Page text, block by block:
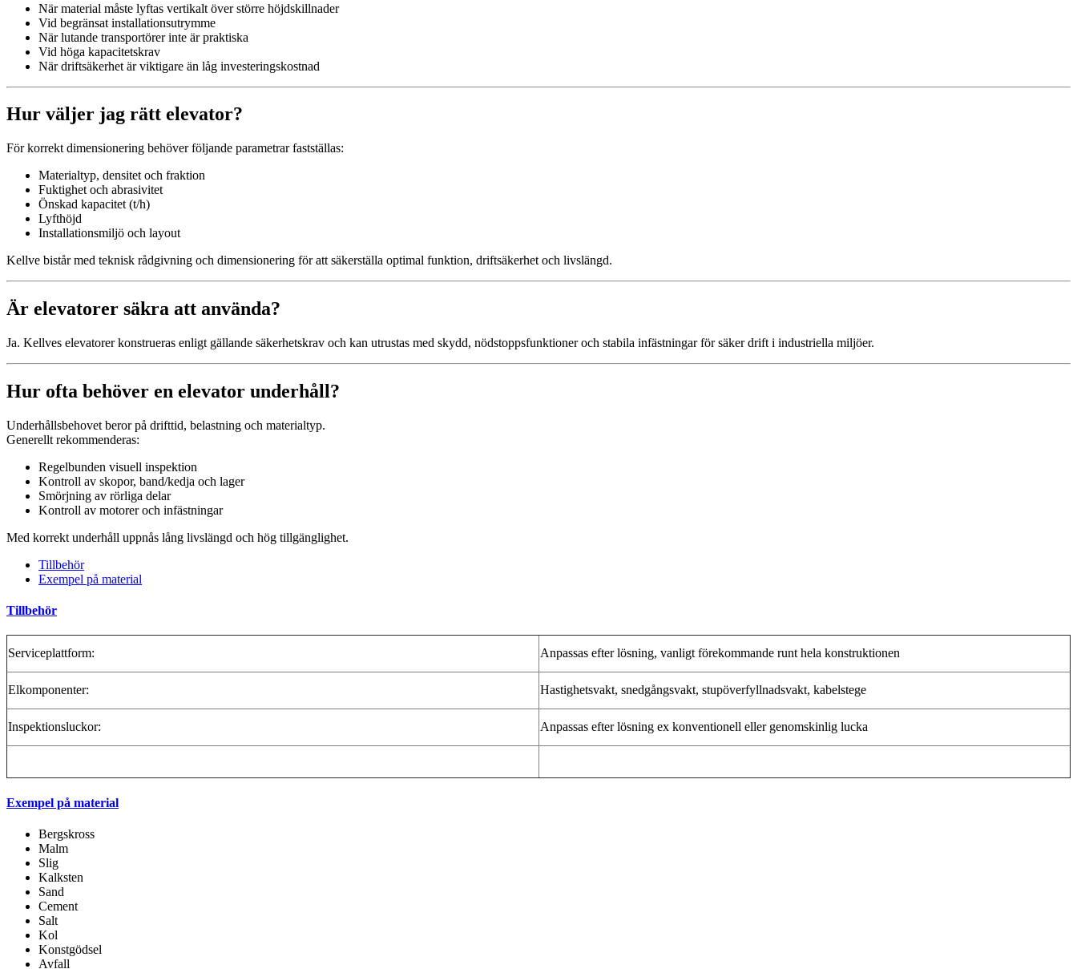
När material måste lyftas vertikalt över större höjdskillnader
Vid begränsat installationsutrymme
När lutande transportörer inte är praktiska
Vid höga kapacitetskrav
När driftsäkerhet är viktigare än låg investeringskostnad
Hur väljer jag rätt elevator?
För korrekt dimensionering behöver följande parametrar fastställas:
Materialtyp, densitet och fraktion
Fuktighet och abrasivitet
Önskad kapacitet (t/h)
Lyfthöjd
Installationsmiljö och layout
Kellve bistår med teknisk rådgivning och dimensionering för att säkerställa optimal funktion, driftsäkerhet och livslängd.
Är elevatorer säkra att använda?
Ja. Kellves elevatorer konstrueras enligt gällande säkerhetskrav och kan utrustas med skydd, nödstoppsfunktioner och stabila infästningar för säker drift i industriella miljöer.
Hur ofta behöver en elevator underhåll?
Underhållsbehovet beror på drifttid, belastning och materialtyp.
Generellt rekommenderas:
Regelbunden visuell inspektion
Kontroll av skopor, band/kedja och lager
Smörjning av rörliga delar
Kontroll av motorer och infästningar
Med korrekt underhåll uppnås lång livslängd och hög tillgänglighet.
Tillbehör
Exempel på material
Tillbehör
Serviceplattform: Anpassas efter lösning, vanligt förekommande runt hela konstruktionen
Elkomponenter: Hastighetsvakt, snedgångsvakt, stupöverfyllnadsvakt, kabelstege
Inspektionsluckor: Anpassas efter lösning ex konventionell eller genomskinlig lucka
Exempel på material
Bergskross
Malm
Slig
Kalksten
Sand
Cement
Salt
Kol
Konstgödsel
Avfall